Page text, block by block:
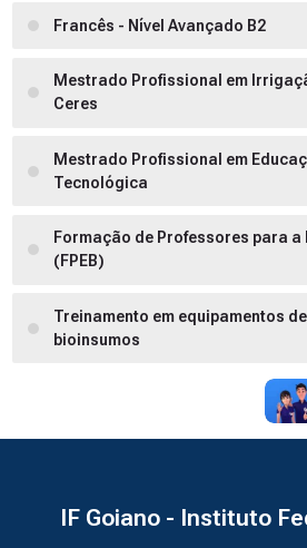
Francês - Nível Avançado B2
Mestrado Profissional em
Ceres
Mestrado Profissional em
Tecnológica
Formação de Professores para a
(FPEB)
Treinamento em equipamentos
bioinsumos
IF Goiano - Instituto